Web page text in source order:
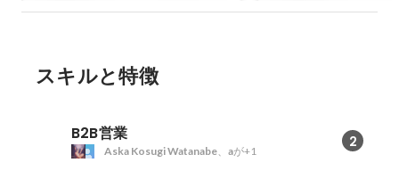
スキルと特徴
B2B営業 2
Aska Kosugi Watanabe、 aが+1